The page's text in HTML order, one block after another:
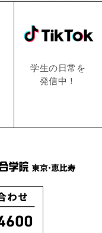
学生の日常を
発信中！